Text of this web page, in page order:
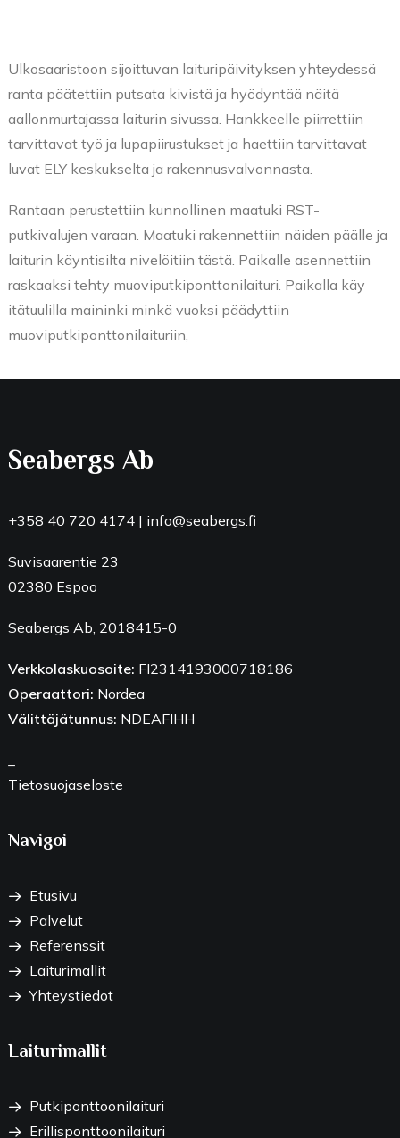
Ulkosaaristoon sijoittuvan laituripäivityksen yhteydessä
ranta päätettiin putsata kivistä ja hyödyntää näitä
aallonmurtajassa laiturin sivussa. Hankkeelle piirrettiin
tarvittavat työ ja lupapiirustukset ja haettiin tarvittavat
luvat ELY keskukselta ja rakennusvalvonnasta.
Rantaan perustettiin kunnollinen maatuki RST-
putkivalujen varaan. Maatuki rakennettiin näiden päälle ja
laiturin käyntisilta nivelöitiin tästä. Paikalle asennettiin
raskaaksi tehty muoviputkiponttonilaituri. Paikalla käy
itätuulilla maininki minkä vuoksi päädyttiin
muoviputkiponttonilaituriin,
Seabergs Ab
+358 40 720 4174 | info@seabergs.fi
Suvisaarentie 23
02380 Espoo
Seabergs Ab, 2018415-0
Verkkolaskuosoite: FI2314193000718186
Operaattori: Nordea
Välittäjätunnus: NDEAFIHH
Tietosuojaseloste
Navigoi
Etusivu
Palvelut
Referenssit
Laiturimallit
Yhteystiedot
Laiturimallit
Putkiponttoonilaituri
Erillisponttoonilaituri